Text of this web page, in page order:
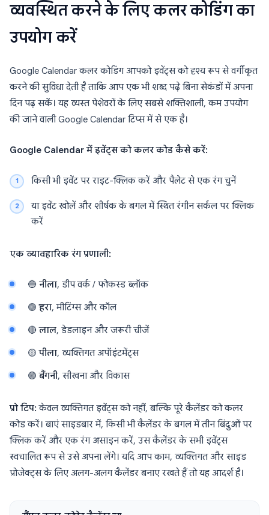
व्यवस्थित करने के लिए कलर कोडिंग का
उपयोग करें
Google Calendar कलर कोडिंग आपको इवेंट्स को दृश्य रूप से वर्गीकृत
करने की सुविधा देती है ताकि आप एक भी शब्द पढ़े बिना सेकंडों में अपना
दिन पढ़ सकें। यह व्यस्त पेशेवरों के लिए सबसे शक्तिशाली, कम उपयोग
की जाने वाली Google Calendar टिप्स में से एक है।
Google Calendar में इवेंट्स को कलर कोड कैसे करें:
किसी भी इवेंट पर राइट-क्लिक करें और पैलेट से एक रंग चुनें
या इवेंट खोलें और शीर्षक के बगल में स्थित रंगीन सर्कल पर क्लिक
करें
एक व्यावहारिक रंग प्रणाली:
🔵 नीला, डीप वर्क / फोकस्ड ब्लॉक
🟢हरा, मीटिंग्स और कॉल
🔴लाल, डेडलाइन और जरूरी चीजें
🟡पीला, व्यक्तिगत अपॉइंटमेंट्स
🟣बैंगनी, सीखना और विकास
प्रो टिप: केवल व्यक्तिगत इवेंट्स को नहीं, बल्कि पूरे कैलेंडर को कलर
कोड करें। बाएं साइडबार में, किसी भी कैलेंडर के बगल में तीन बिंदुओं पर
क्लिक करें और एक रंग असाइन करें, उस कैलेंडर के सभी इवेंट्स
स्वचालित रूप से उसे अपना लेंगे। यदि आप काम, व्यक्तिगत और साइड
प्रोजेक्ट्स के लिए अलग-अलग कैलेंडर बनाए रखते हैं तो यह आदर्श है।